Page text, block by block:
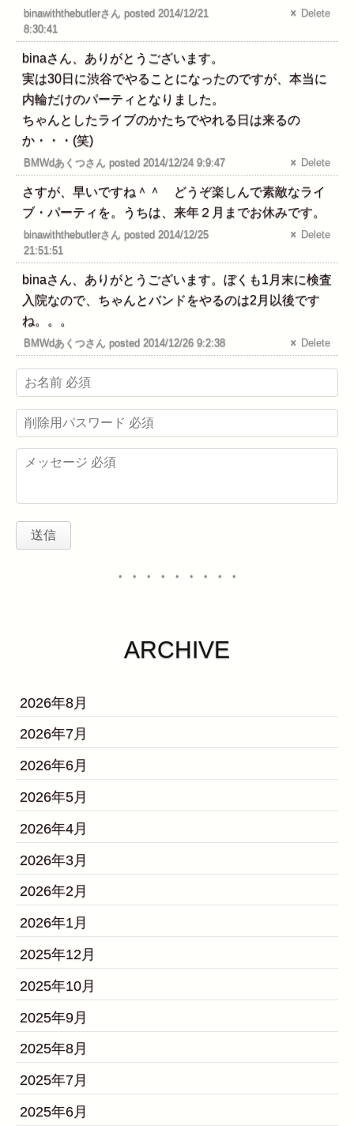
binawiththebutlerさん posted 2014/12/21
8:30:41
Delete
binaさん、ありがとうございます。
実は30日に渋谷でやることになったのですが、本当に
内輪だけのパーティとなりました。
ちゃんとしたライブのかたちでやれる日は来るの
か・・・(笑)
BMWdあくつさん posted 2014/12/24 9:9:47 Delete
さすが、早いですね＾＾ どうぞ楽しんで素敵なライ
ブ・パーティを。うちは、来年２月までお休みです。
binawiththebutlerさん posted 2014/12/25
21:51:51
Delete
binaさん、ありがとうございます。ぼくも1月末に検査
入院なので、ちゃんとバンドをやるのは2月以後です
ね。。。
BMWdあくつさん posted 2014/12/26 9:2:38 Delete
・・・・・・・・・
ARCHIVE
2026年8月
2026年7月
2026年6月
2026年5月
2026年4月
2026年3月
2026年2月
2026年1月
2025年12月
2025年10月
2025年9月
2025年8月
2025年7月
2025年6月